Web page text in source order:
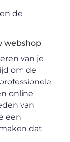
de
webshop
van je
om de
online
van
een
dat